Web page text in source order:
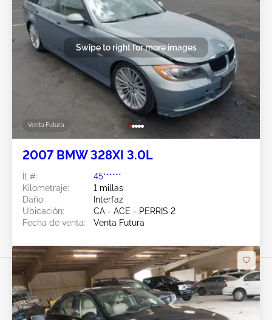
Venta Futura
Swipe to right for more images
2007 BMW 328XI 3.0L
Ít #:
45******
Kilometraje:
1 millas
Daño:
Interfaz
Ubicación:
CA - ACE - PERRIS 2
Fecha de venta:
Venta Futura